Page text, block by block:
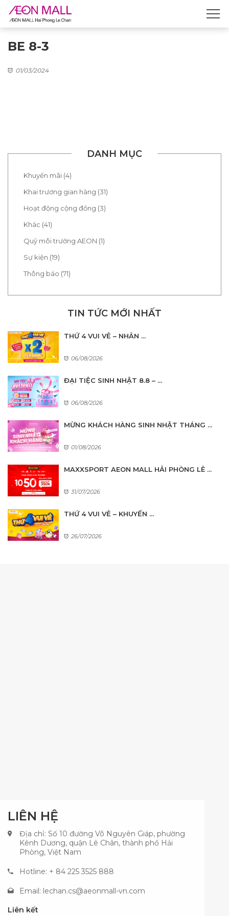
BE 8-3
01/03/2024
DANH MỤC
Khuyến mãi (4)
Khai trương gian hàng (31)
Hoạt động cộng đồng (3)
Khác (41)
Quỹ môi trường AEON (1)
Sự kiện (19)
Thông báo (71)
TIN TỨC MỚI NHẤT
THỨ 4 VUI VẺ – NHÂN ...
06/08/2026
ĐẠI TIỆC SINH NHẬT 8.8 – ...
06/08/2026
MỪNG KHÁCH HÀNG SINH NHẬT THÁNG ...
01/08/2026
MAXXSPORT AEON MALL HẢI PHÒNG LÊ ...
31/07/2026
THỨ 4 VUI VẺ – KHUYẾN ...
26/07/2026
LIÊN HỆ
Địa chỉ: Số 10 đường Võ Nguyên Giáp, phường
Kênh Dương, quận Lê Chân, thành phố Hải
Phòng, Việt Nam
Hotline: + 84 225 3525 888
Email: lechan.cs@aeonmall-vn.com
Liên kết